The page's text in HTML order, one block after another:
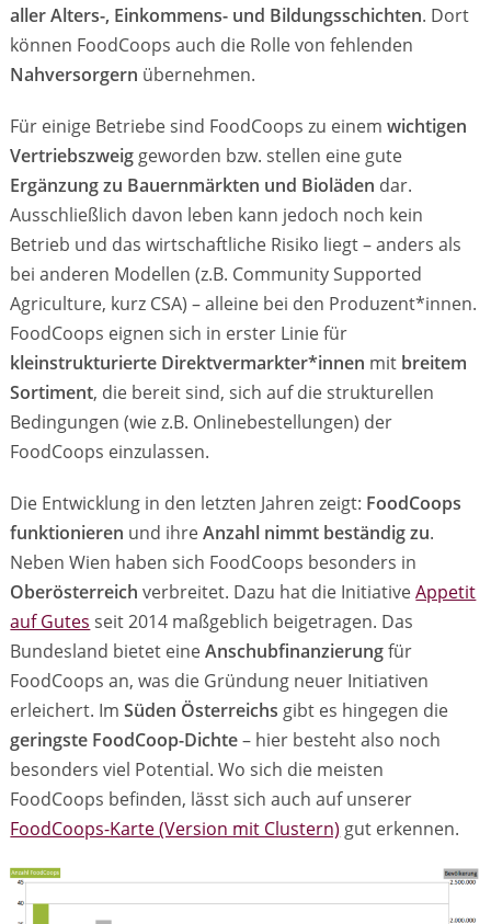
aller Alters-, Einkommens- und Bildungsschichten. Dort
können FoodCoops auch die Rolle von fehlenden
Nahversorgern übernehmen.
Für einige Betriebe sind FoodCoops zu einemwichtigen
Vertriebszweiggeworden bzw. stellen eine gute
Ergänzung zu Bauernmärkten und Bioläden dar.
Ausschließlich davon leben kann jedoch noch kein
Betrieb und das wirtschaftliche Risiko liegt – anders als
bei anderen Modellen (z.B. Community Supported
Agriculture, kurz CSA) – alleine bei den Produzent*innen.
FoodCoops eignen sich in erster Linie für
kleinstrukturierte Direktvermarkter*innen mit breitem
Sortiment, die bereit sind, sich auf die strukturellen
Bedingungen (wie z.B. Onlinebestellungen) der
FoodCoops einzulassen.
Die Entwicklung in den letzten Jahren zeigt: FoodCoops
funktionieren und ihreAnzahl nimmt beständig zu.
Neben Wien haben sich FoodCoops besonders in
Oberösterreich verbreitet. Dazu hat die InitiativeAppetit
auf Gutes seit 2014 maßgeblich beigetragen. Das
Bundesland bietet eineAnschubfinanzierungfür
FoodCoops an, was die Gründung neuer Initiativen
erleichert. ImSüden Österreichs gibt es hingegen die
geringste FoodCoop-Dichte– hier besteht also noch
besonders viel Potential. Wo sich die meisten
FoodCoops befinden, lässt sich auch auf unserer
FoodCoops-Karte (Version mit Clustern) gut erkennen.